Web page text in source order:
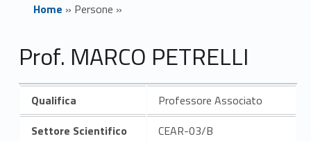
Home » Persone »
Prof. MARCO PETRELLI
Qualifica
Professore Associato
Settore Scientifico
CEAR-03/B